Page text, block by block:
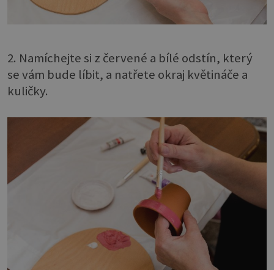
2. Namíchejte si z červené a bílé odstín, který
se vám bude líbit, a natřete okraj květináče a
kuličky.